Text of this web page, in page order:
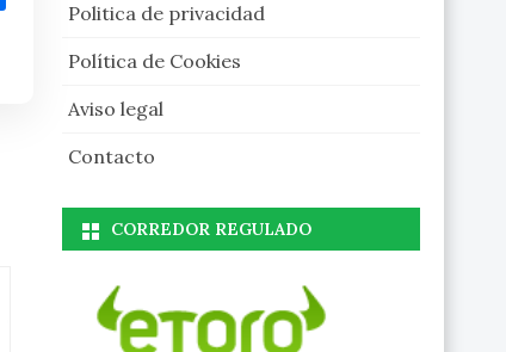
Politica de privacidad
Política de Cookies
Aviso legal
Contacto
CORREDOR REGULADO